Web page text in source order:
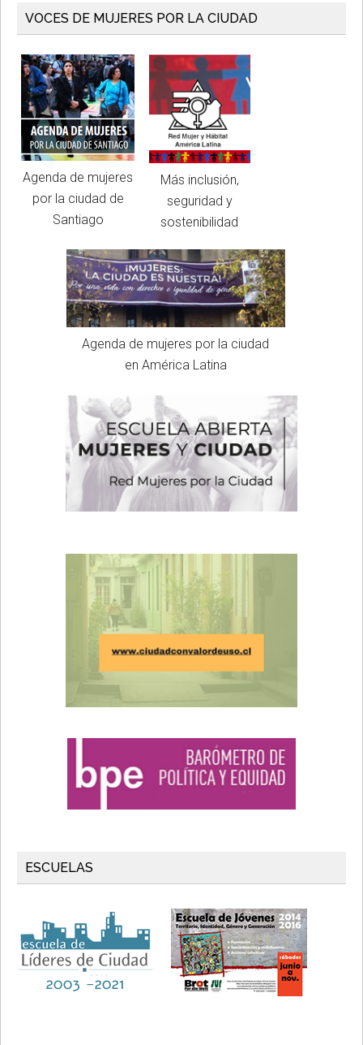
VOCES DE MUJERES POR LA CIUDAD
Agenda de mujeres
por la ciudad de
Santiago
Más inclusión,
seguridad y
sostenibilidad
Agenda de mujeres por la ciudad
en América Latina
ESCUELAS